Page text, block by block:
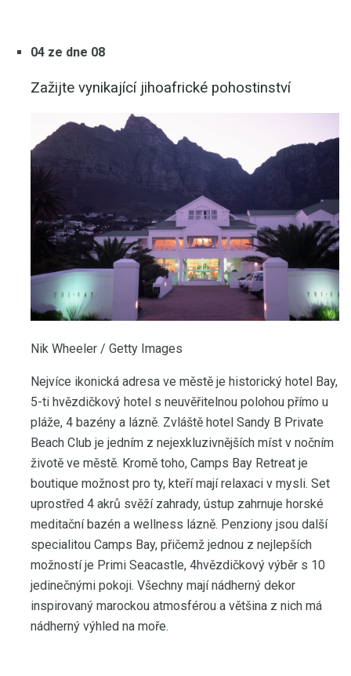
04 ze dne 08
Zažijte vynikající jihoafrické pohostinství
Nik Wheeler / Getty Images
Nejvíce ikonická adresa ve městě je historický hotel Bay,
5-ti hvězdičkový hotel s neuvěřitelnou polohou přímo u
pláže, 4 bazény a lázně. Zvláště hotel Sandy B Private
Beach Club je jedním z nejexkluzivnějších míst v nočním
životě ve městě. Kromě toho, Camps Bay Retreat je
boutique možnost pro ty, kteří mají relaxaci v mysli. Set
uprostřed 4 akrů svěží zahrady, ústup zahrnuje horské
meditační bazén a wellness lázně. Penziony jsou další
specialitou Camps Bay, přičemž jednou z nejlepších
možností je Primi Seacastle, 4hvězdičkový výběr s 10
jedinečnými pokoji. Všechny mají nádherný dekor
inspirovaný marockou atmosférou a většina z nich má
nádherný výhled na moře.